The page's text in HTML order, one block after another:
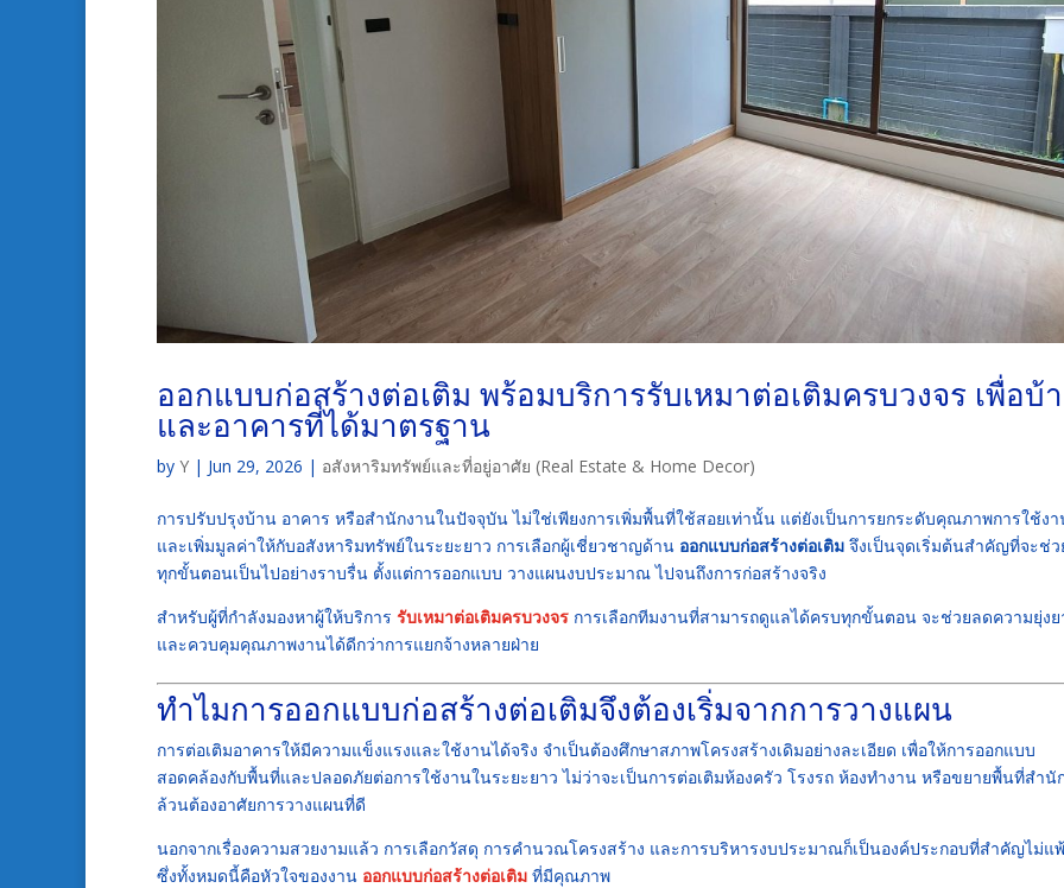
ออกแบบก่อสร้างต่อเติม พร้อมบริการรับเหมาต่อเติมครบวงจร เพื่อบ้
และอาคารที่ได้มาตรฐาน
by Y | Jun 29, 2026 | อสังหาริมทรัพย์และที่อยู่อาศัย (Real Estate & Home Decor)
การปรับปรุงบ้าน อาคาร หรือสำนักงานในปัจจุบัน ไม่ใช่เพียงการเพิ่มพื้นที่ใช้สอยเท่านั้น แต่ยังเป็นการยกระดับคุณภาพการใช้ง
และเพิ่มมูลค่าให้กับอสังหาริมทรัพย์ในระยะยาว การเลือกผู้เชี่ยวชาญด้าน ออกแบบก่อสร้างต่อเติม จึงเป็นจุดเริ่มต้นสำคัญที่จะช่ว
ทุกขั้นตอนเป็นไปอย่างราบรื่น ตั้งแต่การออกแบบ วางแผนงบประมาณ ไปจนถึงการก่อสร้างจริง
สำหรับผู้ที่กำลังมองหาผู้ให้บริการ รับเหมาต่อเติมครบวงจร การเลือกทีมงานที่สามารถดูแลได้ครบทุกขั้นตอน จะช่วยลดความยุ่งย
และควบคุมคุณภาพงานได้ดีกว่าการแยกจ้างหลายฝ่าย
ทำไมการออกแบบก่อสร้างต่อเติมจึงต้องเริ่มจากการวางแผน
การต่อเติมอาคารให้มีความแข็งแรงและใช้งานได้จริง จำเป็นต้องศึกษาสภาพโครงสร้างเดิมอย่างละเอียด เพื่อให้การออกแบบ
สอดคล้องกับพื้นที่และปลอดภัยต่อการใช้งานในระยะยาว ไม่ว่าจะเป็นการต่อเติมห้องครัว โรงรถ ห้องทำงาน หรือขยายพื้นที่สำนั
ล้วนต้องอาศัยการวางแผนที่ดี
นอกจากเรื่องความสวยงามแล้ว การเลือกวัสดุ การคำนวณโครงสร้าง และการบริหารงบประมาณก็เป็นองค์ประกอบที่สำคัญไม่แ
ซึ่งทั้งหมดนี้คือหัวใจของงาน ออกแบบก่อสร้างต่อเติม ที่มีคุณภาพ